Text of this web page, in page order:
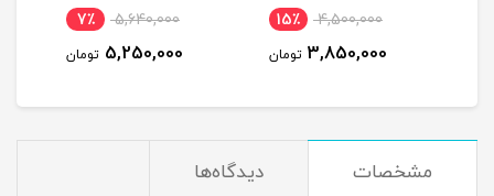
5,640,000
5,250,000
6,980,000
6,400,000
مشخصات دیدگاه‌ها